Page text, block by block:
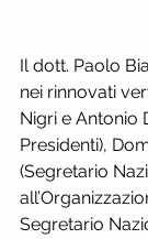
Il dott. Paolo
nei rinnovati
Nigri e Antonio
Presidenti),
(Segretario
Segretario